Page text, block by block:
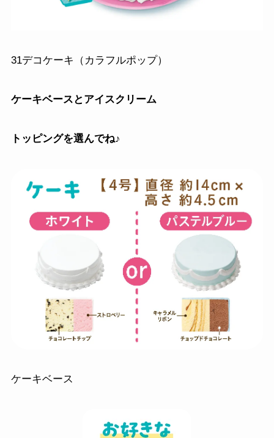
31デコケーキ（カラフルポップ）
ケーキベースとアイスクリーム
トッピングを選んでね♪
ケーキベース